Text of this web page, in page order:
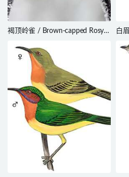
褐顶岭雀 / Brown-capped Rosy
白